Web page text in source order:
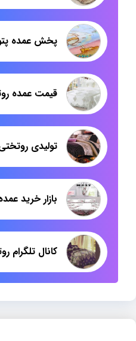
پخش عمده پتو